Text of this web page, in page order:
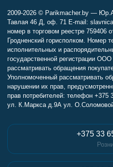
2009-2026 © Parikmacher.by —
Тавлая 46 Д, оф. 71 E-mail:
номер в торговом реестре 759406
Гродненский горисполком. Номер
исполнительных и
государственной регистрации
рассматривать обращения
Уполномоченный рассматривать
нарушении их прав,
прав потребителей: телефон +375
ул. К.Маркса д.9А ул.
+375 33